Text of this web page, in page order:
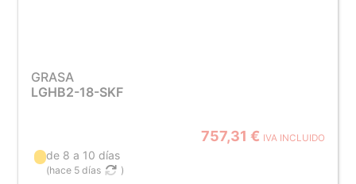
GRASA
LGHB2-18-SKF
757,31 € IVA INCLUIDO
de 8 a 10 días
(hace 5 días )